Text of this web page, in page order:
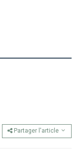
Partager l'article